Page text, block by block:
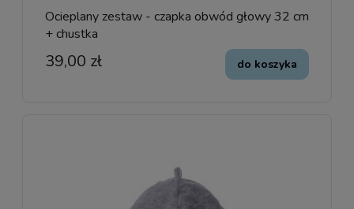
Ocieplany zestaw - czapka obwód głowy 32 cm
+ chustka
39,00 zł do koszyka